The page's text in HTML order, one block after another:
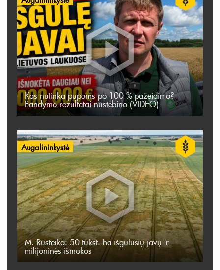
Kas nutinka pupoms po 100 % pažeidimo?
Bandymo rezultatai nustebino (VIDEO)
Augalininkystė
M. Rusteika: 50 tūkst. ha išgulusių javų ir
milijoninės išmokos